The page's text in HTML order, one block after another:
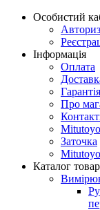
Особистий
Інформація
Оплата
Гарантія
Про
Заточка
Mitutoyo
Каталог